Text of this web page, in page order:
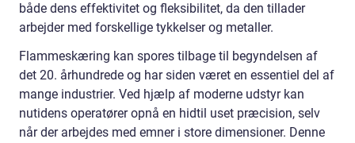
både dens effektivitet og fleksibilitet, da den tillader
arbejder med forskellige tykkelser og metaller.
Flammeskæring kan spores tilbage til begyndelsen af
det 20. århundrede og har siden været en essentiel del af
mange industrier. Ved hjælp af moderne udstyr kan
nutidens operatører opnå en hidtil uset præcision, selv
når der arbejdes med emner i store dimensioner. Denne